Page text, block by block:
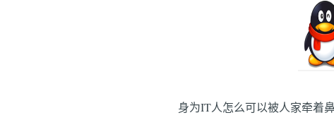
身为IT人怎么可以被人家牵着